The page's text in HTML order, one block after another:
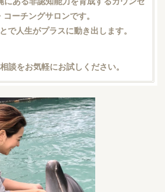
コーチングサロンです。
で人生がプラスに動き出します。
談をお気軽にお試しください。